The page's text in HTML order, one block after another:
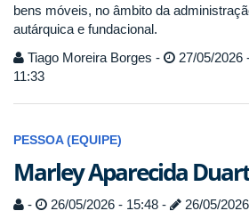
bens móveis, no âmbito da
autárquica e fundacional.
Tiago Moreira Borges -
27/05/2026
11:33
PESSOA (EQUIPE)
Marley Aparecida
- 26/05/2026 - 15:48 - 26/05/